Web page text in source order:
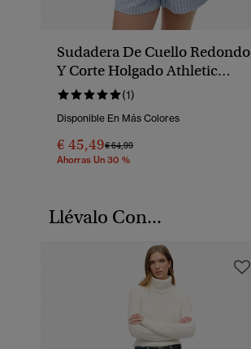
Sudadera De Cuello Redondo
Y Corte Holgado Athletic
Essentials(1)
Disponible En Más Colores
€ 45,49Precio Rebajado De
€ 64,99A
Ahorras Un 30 %
Llévalo Con...